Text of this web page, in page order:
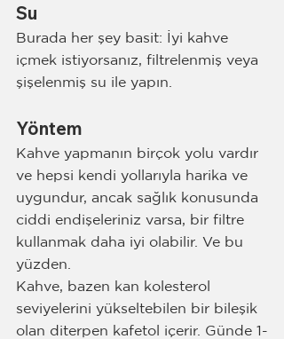
Su
Burada her şey basit: İyi kahve
içmek istiyorsanız, filtrelenmiş veya
şişelenmiş su ile yapın.
Yöntem
Kahve yapmanın birçok yolu vardır
ve hepsi kendi yollarıyla harika ve
uygundur, ancak sağlık konusunda
ciddi endişeleriniz varsa, bir filtre
kullanmak daha iyi olabilir. Ve bu
yüzden.
Kahve, bazen kan kolesterol
seviyelerini yükseltebilen bir bileşik
olan diterpen kafetol içerir. Günde 1-